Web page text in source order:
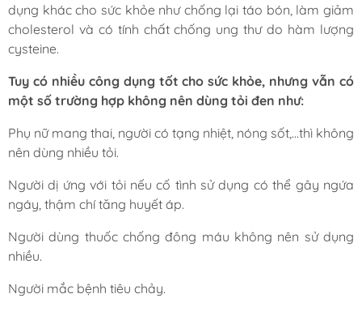
dụng khác cho sức khỏe như chống lại táo bón, làm giảm
cholesterol và có tính chất chống ung thư do hàm lượng
cysteine.
Tuy có nhiều công dụng tốt cho sức khỏe, nhưng vẫn có
một số trường hợp không nên dùng tỏi đen như:
Phụ nữ mang thai, người có tạng nhiệt, nóng sốt,...thì không
nên dùng nhiều tỏi.
Người dị ứng với tỏi nếu cố tình sử dụng có thể gây ngứa
ngáy, thậm chí tăng huyết áp.
Người dùng thuốc chống đông máu không nên sử dụng
nhiều.
Người mắc bệnh tiêu chảy.